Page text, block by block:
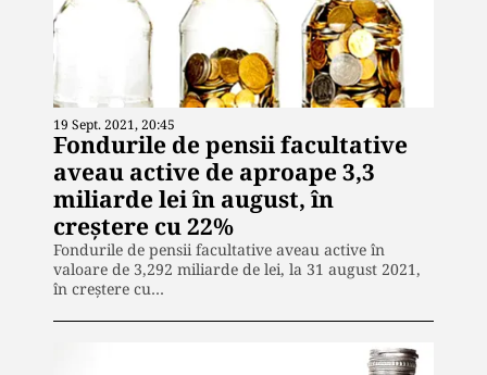
19 Sept. 2021, 20:45
Fondurile de pensii facultative
aveau active de aproape 3,3
miliarde lei în august, în
creștere cu 22%
Fondurile de pensii facultative aveau active în
valoare de 3,292 miliarde de lei, la 31 august 2021,
în creştere cu…